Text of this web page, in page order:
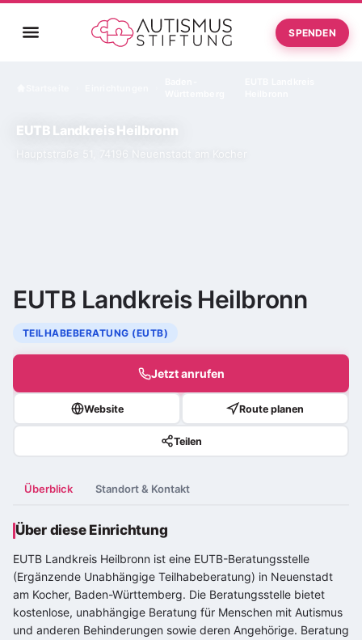
SPENDEN
EUTB Landkreis Heilbronn
Hauptstraße 51, 74196 Neuenstadt am Kocher
EUTB Landkreis Heilbronn
TEILHABEBERATUNG (EUTB)
Jetzt anrufen
Website Route planen
Teilen
Überblick Standort & Kontakt
Über diese Einrichtung
EUTB Landkreis Heilbronn ist eine EUTB-Beratungsstelle
(Ergänzende Unabhängige Teilhabeberatung) in Neuenstadt
am Kocher, Baden-Württemberg. Die Beratungsstelle bietet
kostenlose, unabhängige Beratung für Menschen mit Autismus
und anderen Behinderungen sowie deren Angehörige. Beratung